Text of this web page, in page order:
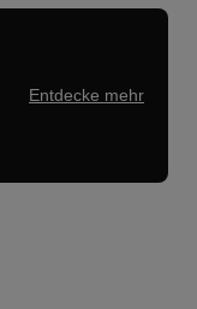
Entdecke mehr